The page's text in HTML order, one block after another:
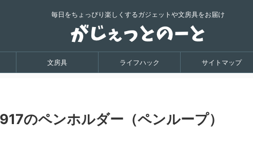
毎日をちょっぴり楽しくするガジェットや文房具をお届け
文房具 ライフハック サイトマップ
のペンホルダー（ペンループ）